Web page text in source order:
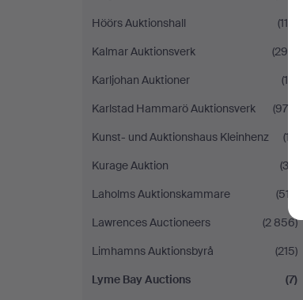
Höörs Auktionshall
(114)
Kalmar Auktionsverk
(295)
Karljohan Auktioner
(10)
Karlstad Hammarö Auktionsverk
(978)
Kunst- und Auktionshaus Kleinhenz
(17)
Kurage Auktion
(33)
Laholms Auktionskammare
(517)
Lawrences Auctioneers
(2 856)
Limhamns Auktionsbyrå
(215)
Lyme Bay Auctions
(7)